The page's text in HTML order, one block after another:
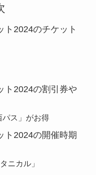
ト2024のチケット
ト2024の割引券や
パス」がお得
ト2024の開催時期
ニカル」